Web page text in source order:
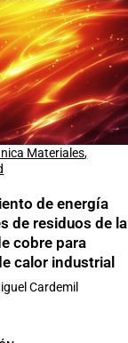
Materiales,
de energía
de residuos de la
cobre para
calor industrial
Cardemil